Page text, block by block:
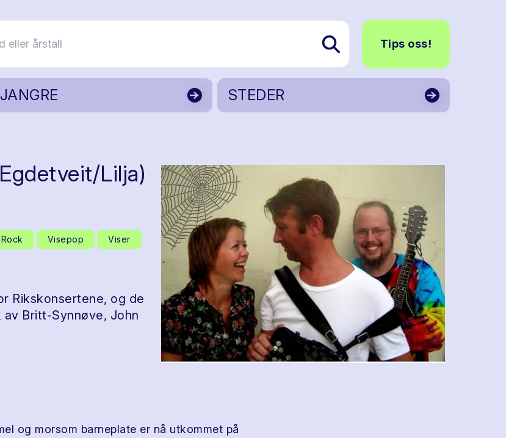
Tips oss!
STEDER
Lilja)
Rock Visepop Viser
Rikskonsertene, og de
Britt-Synnøve, John
og morsom barneplate er nå utkommet på